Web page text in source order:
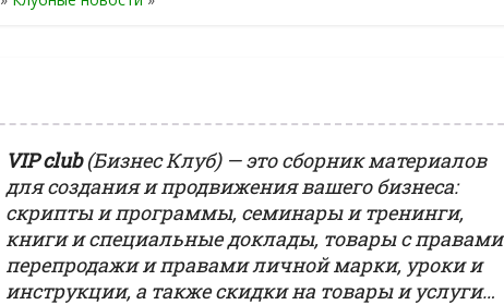
VIP club(Бизнес Клуб) — это сборник материалов
для создания и продвижения вашего бизнеса:
скрипты и программы, семинары и тренинги,
книги и специальные доклады, товары с правами
перепродажи и правами личной марки, уроки и
инструкции, а также скидки на товары и услуги…